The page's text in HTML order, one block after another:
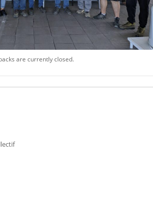
are currently closed.